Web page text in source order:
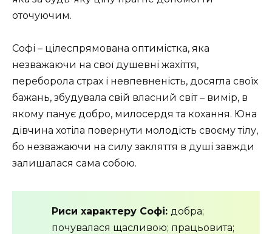
оточуючим.
Софі – цілеспрямована оптимістка, яка
незважаючи на свої душевні жахіття,
переборола страх і невпевненість, досягла своїх
бажань, збудувала свій власний світ – вимір, в
якому панує добро, милосердя та кохання. Юна
дівчина хотіла повернути молодість своєму тілу,
бо незважаючи на силу закляття в душі завжди
залишалася сама собою.
Риси характеру Софі: добра;
почувалася щасливою; працьовита;